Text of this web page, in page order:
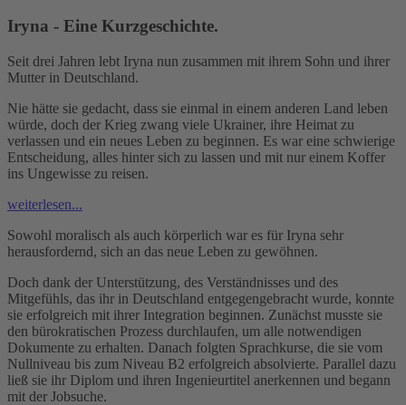
Iryna - Eine Kurzgeschichte.
Seit drei Jahren lebt Iryna nun zusammen mit ihrem Sohn und ihrer
Mutter in Deutschland.
Nie hätte sie gedacht, dass sie einmal in einem anderen Land leben
würde, doch der Krieg zwang viele Ukrainer, ihre Heimat zu
verlassen und ein neues Leben zu beginnen. Es war eine schwierige
Entscheidung, alles hinter sich zu lassen und mit nur einem Koffer
ins Ungewisse zu reisen.
weiterlesen...
Sowohl moralisch als auch körperlich war es für Iryna sehr
herausfordernd, sich an das neue Leben zu gewöhnen.
Doch dank der Unterstützung, des Verständnisses und des
Mitgefühls, das ihr in Deutschland entgegengebracht wurde, konnte
sie erfolgreich mit ihrer Integration beginnen. Zunächst musste sie
den bürokratischen Prozess durchlaufen, um alle notwendigen
Dokumente zu erhalten. Danach folgten Sprachkurse, die sie vom
Nullniveau bis zum Niveau B2 erfolgreich absolvierte. Parallel dazu
ließ sie ihr Diplom und ihren Ingenieurtitel anerkennen und begann
mit der Jobsuche.